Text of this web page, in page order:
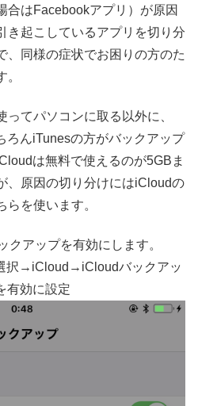
合はFacebookアプリ）が原因
き起こしているアプリを切り分
、同様の症状でお困りの方のた
てパソコンに取る以外に、
ろんiTunesの方がバックアップ
は無料で使えるのが5GBま
、原因の切り分けにはiCloudの
を使います。
クアップを有効にします。
択→iCloud→iCloudバックアッ
有効に設定